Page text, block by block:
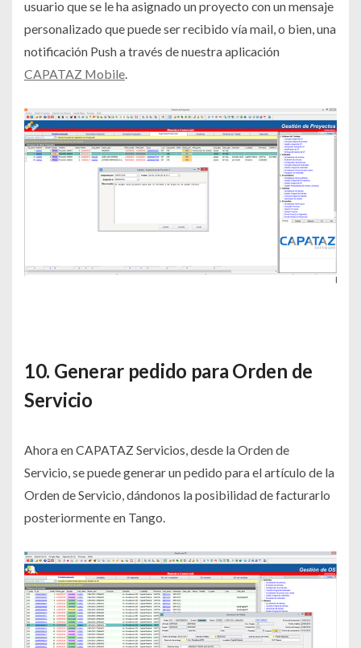
usuario que se le ha asignado un proyecto con un mensaje
personalizado que puede ser recibido vía mail, o bien, una
notificación Push a través de nuestra aplicación
CAPATAZ Mobile
10. Generar pedido para Orden de
Servicio
Ahora en CAPATAZ Servicios, desde la Orden de
Servicio, se puede generar un pedido para el artículo de la
Orden de Servicio, dándonos la posibilidad de facturarlo
posteriormente en Tango.